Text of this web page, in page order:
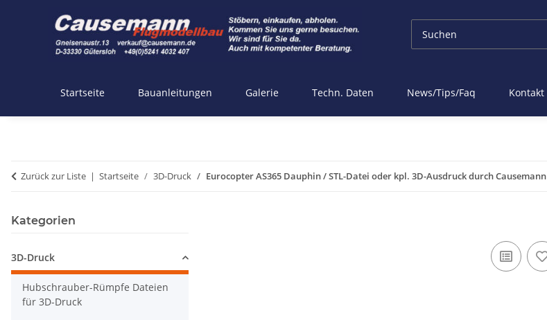
Startseite Bauanleitungen Galerie Techn. Daten News/Tips/Faq Kontakt
Zurück zur Liste Startseite 3D-Druck Eurocopter AS365 Dauphin / STL-Datei oder kpl. 3D-Ausdruck durch Causemann
Kategorien
3D-Druck
Hubschrauber-Rümpfe Dateien
für 3D-Druck